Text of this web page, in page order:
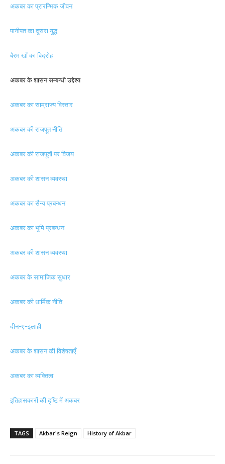
अकबर का प्रारम्भिक जीवन
पानीपत का दूसरा युद्ध
बैरम खाँ का विद्रोह
अकबर के शासन सम्बन्धी उद्देश्य
अकबर का साम्राज्य विस्तार
अकबर की राजपूत नीति
अकबर की राजपूतों पर विजय
अकबर की शासन व्यवस्था
अकबर का सैन्य प्रबन्धन
अकबर का भूमि प्रबन्धन
अकबर की शासन व्यवस्था
अकबर के सामाजिक सुधार
अकबर की धार्मिक नीति
दीन-ए-इलाही
अकबर के शासन की विशेषताएँ
अकबर का व्यक्तित्व
इतिहासकारों की दृष्टि में अकबर
TAGS Akbar's Reign History of Akbar